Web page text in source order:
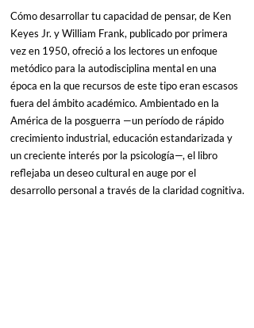
Cómo desarrollar tu capacidad de pensar, de Ken
Keyes Jr. y William Frank, publicado por primera
vez en 1950, ofreció a los lectores un enfoque
metódico para la autodisciplina mental en una
época en la que recursos de este tipo eran escasos
fuera del ámbito académico. Ambientado en la
América de la posguerra —un período de rápido
crecimiento industrial, educación estandarizada y
un creciente interés por la psicología—, el libro
reflejaba un deseo cultural en auge por el
desarrollo personal a través de la claridad cognitiva.